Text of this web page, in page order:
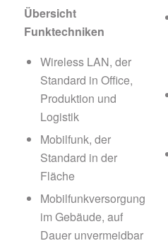
Übersicht
Funktechniken
Wireless LAN, der
Standard in Office,
Produktion und
Logistik
Mobilfunk, der
Standard in der
Fläche
Mobilfunkversorgung
im Gebäude, auf
Dauer unvermeidbar